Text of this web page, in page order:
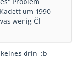
um 1990
wenig Öl
drin. :b